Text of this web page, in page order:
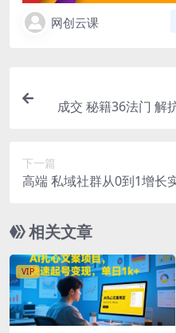
网创云课
成交 秘籍36法门 解
下一篇
高端 私域社群从0到1增长
相关文章
VIP